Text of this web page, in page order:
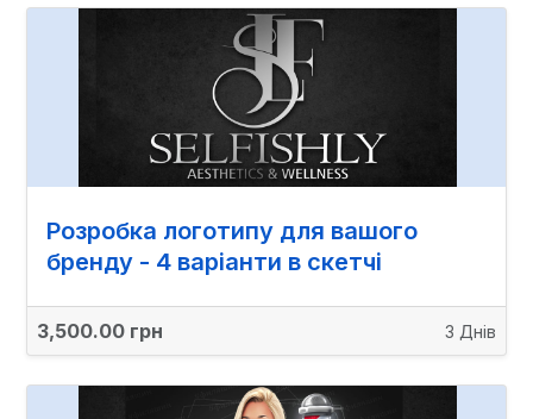
Розробка логотипу для вашого
бренду - 4 варіанти в скетчі
3,500.00 грн 3 Днів